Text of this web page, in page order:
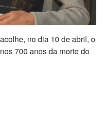
no dia 10 de abril, o
700 anos da morte do